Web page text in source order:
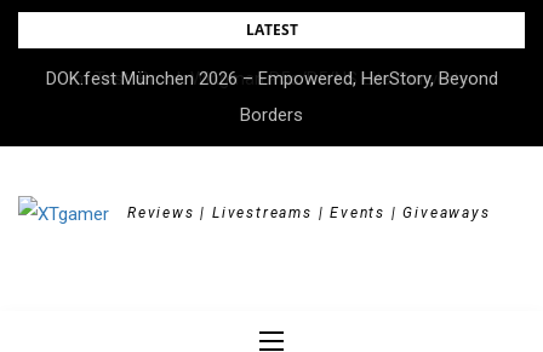
Skip
content
LATEST
Im Test: Brook Wingman P5s/P5/NS Lite Converter
DOK.fest München 2026 – Empowered, HerStory, Beyond
Borders
Reviews | Livestreams | Events | Giveaways